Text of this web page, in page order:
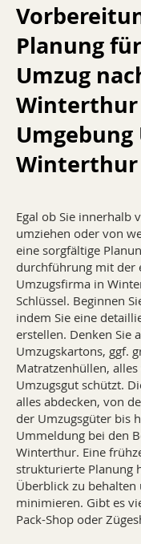
Planung
Umzug
Winterthur
Umgebung
Winterthur
Egal ob Sie innerhalb
umziehen oder von
eine sorgfältige
durchführung mit der
Umzugsfirma in
Schlüssel. Beginnen
indem Sie eine
erstellen. Denken Sie
Umzugskartons, ggf.
Matratzenhüllen,
Umzugsgut schützt.
alles abdecken, von
der Umzugsgüter bis
Ummeldung bei den
Winterthur. Eine
strukturierte Planung
Überblick zu behalten
minimieren. Gibt es
Pack-Shop oder